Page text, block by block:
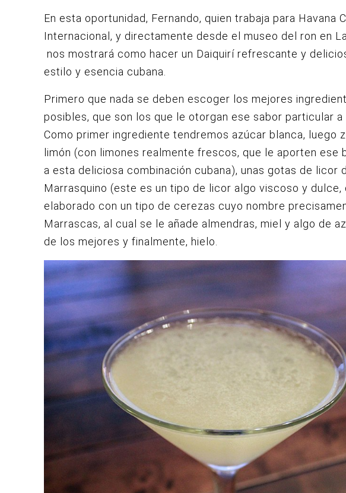
En esta oportunidad, Fernando, quien trabaja para Havana
Internacional, y directamente desde el museo del ron en
nos mostrará como hacer un Daiquirí refrescante y
estilo y esencia cubana.
Primero que nada se deben escoger los mejores
posibles, que son los que le otorgan ese sabor particular a
Como primer ingrediente tendremos azúcar blanca, luego
limón (con limones realmente frescos, que le aporten ese
a esta deliciosa combinación cubana), unas gotas de licor
Marrasquino (este es un tipo de licor algo viscoso y dulce,
elaborado con un tipo de cerezas cuyo nombre
Marrascas, al cual se le añade almendras, miel y algo de
de los mejores y finalmente, hielo.